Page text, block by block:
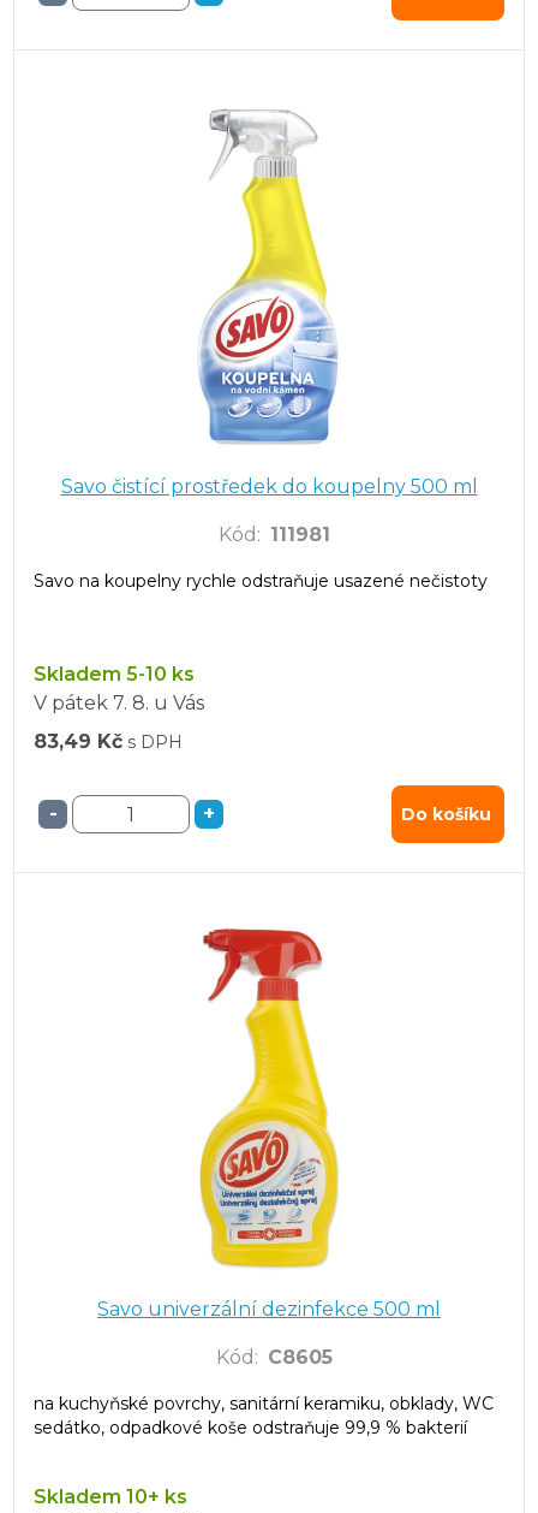
Savo čistící prostředek do koupelny 500 ml
Kód : 111981
Savo na koupelny rychle odstraňuje usazené nečistoty
Skladem 5-10 ks
V pátek 7. 8. u Vás
83,49 Kč s DPH
- + Do košíku
Savo univerzální dezinfekce 500 ml
Kód : C8605
na kuchyňské povrchy, sanitární keramiku, obklady, WC
sedátko, odpadkové koše odstraňuje 99,9 % bakterií
Skladem 10+ ks